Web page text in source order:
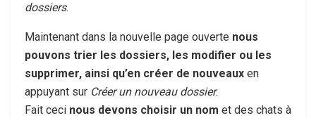
dossiers.
Maintenant dans la nouvelle page ouverte nous
pouvons trier les dossiers, les modifier ou les
supprimer, ainsi qu’en créer de nouveaux en
appuyant sur Créer un nouveau dossier.
Fait ceci nous devons choisir un nom et des chats à